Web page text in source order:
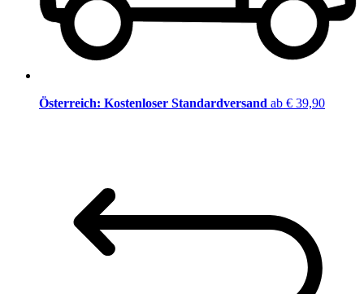
Österreich: Kostenloser Standardversand ab € 39,90